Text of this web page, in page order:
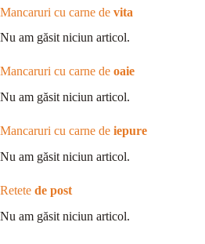
Mancaruri cu carne de vita
Nu am găsit niciun articol.
Mancaruri cu carne de oaie
Nu am găsit niciun articol.
Mancaruri cu carne de iepure
Nu am găsit niciun articol.
Retete de post
Nu am găsit niciun articol.